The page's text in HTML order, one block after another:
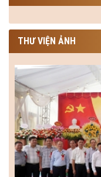
THƯ VIỆN ẢNH